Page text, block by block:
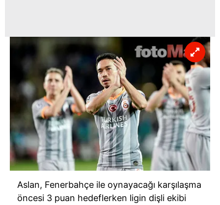
Aslan, Fenerbahçe ile oynayacağı karşılaşma
öncesi 3 puan hedeflerken ligin dişli ekibi